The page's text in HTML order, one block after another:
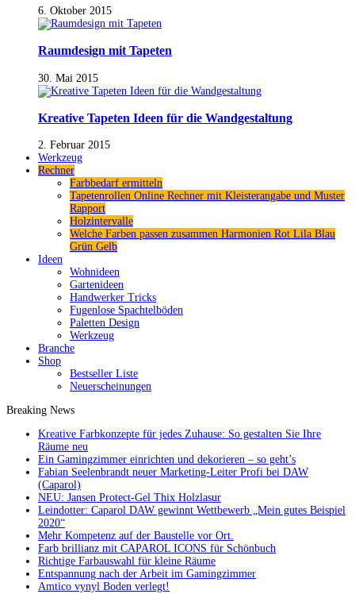
6. Oktober 2015
Raumdesign mit Tapeten
30. Mai 2015
Kreative Tapeten Ideen für die Wandgestaltung
2. Februar 2015
Werkzeug
Rechner
Farbbedarf ermitteln
Tapetenrollen Online Rechner mit Kleisterangabe und Muster
Rapport
Holzintervalle
Welche Farben passen zusammen Harmonien Rot Lila Blau
Grün Gelb
Ideen
Wohnideen
Gartenideen
Handwerker Tricks
Fugenlose Spachtelböden
Paletten Design
Werkzeug
Branche
Shop
Bestseller Liste
Neuerscheinungen
Breaking News
Kreative Farbkonzepte für jedes Zuhause: So gestalten Sie Ihre
Räume neu
Ein Gamingzimmer einrichten und dekorieren – so geht’s
Fabian Seelenbrandt neuer Marketing-Leiter Profi bei DAW
(Caparol)
NEU: Jansen Protect-Gel Thix Holzlasur
Leindotter: Caparol DAW gewinnt Wettbewerb „Mein gutes Beispiel
2020“
Mehr Kompetenz auf der Baustelle vor Ort.
Farb brillianz mit CAPAROL ICONS für Schönbuch
Richtige Farbauswahl für kleine Räume
Entspannung nach der Arbeit im Gamingzimmer
Amtico vynyl Boden verlegt!